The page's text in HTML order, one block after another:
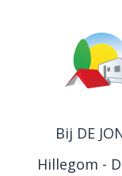
Bij DE
Hillegom -